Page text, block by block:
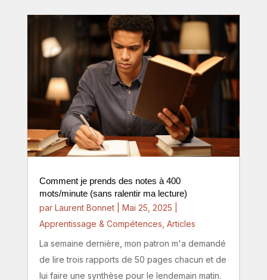
Comment je prends des notes à 400
mots/minute (sans ralentir ma lecture)
par Laurent Bonnet| Mai 25, 2025
Apprentissage & Compétences Articles
La semaine dernière, mon patron m'a demandé
de lire trois rapports de 50 pages chacun et de
lui faire une synthèse pour le lendemain matin.